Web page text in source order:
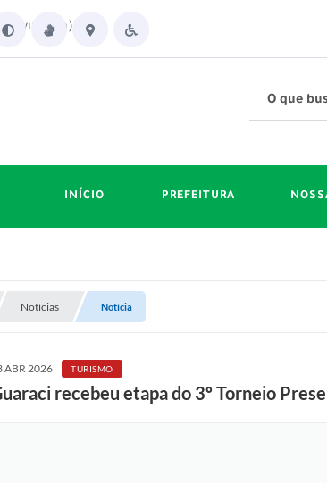
vindo(a)!
INÍCIO PREFEITURA
Notícias Notícia
ABR 2026 TURISMO
recebeu etapa do 3º Torneio